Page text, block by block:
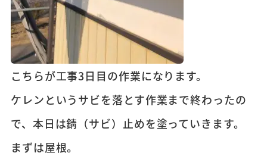
こちらが工事3日目の作業になります。
ケレンというサビを落とす作業まで終わったの
で、本日は錆（サビ）止めを塗っていきます。
まずは屋根。